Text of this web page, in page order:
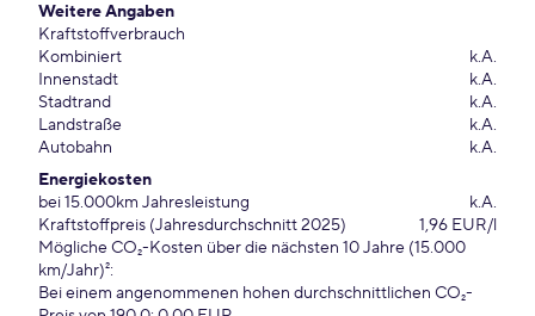
Weitere Angaben
Kraftstoffverbrauch
Kombiniert
k.A.
Innenstadt
k.A.
Stadtrand
k.A.
Landstraße
k.A.
Autobahn
k.A.
Energiekosten
bei 15.000km Jahresleistung
k.A.
Kraftstoffpreis (Jahresdurchschnitt 2025)
1,96 EUR/l
Mögliche CO₂-Kosten über die nächsten 10 Jahre (15.000
km/Jahr)²:
Bei einem angenommenen hohen durchschnittlichen CO₂-